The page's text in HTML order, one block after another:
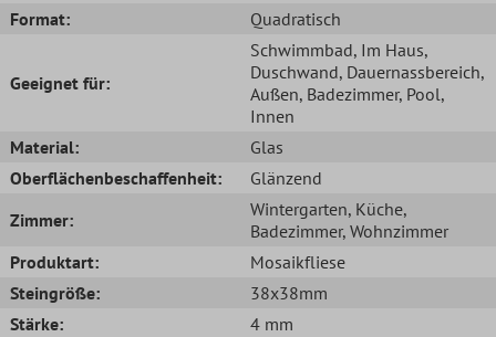
Format:
Quadratisch
Geeignet für:
Schwimmbad, Im Haus,
Duschwand, Dauernassbereich,
Außen, Badezimmer, Pool,
Innen
Material:
Glas
Oberflächenbeschaffenheit:
Glänzend
Zimmer:
Wintergarten, Küche,
Badezimmer, Wohnzimmer
Produktart:
Mosaikfliese
Steingröße:
38x38mm
Stärke:
4 mm